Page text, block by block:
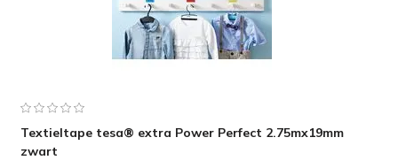
Textieltape tesa® extra Power Perfect 2.75mx19mm
zwart